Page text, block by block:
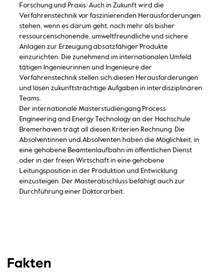
Forschung und Praxis. Auch in Zukunft wird die
Verfahrenstechnik vor faszinierenden Herausforderungen
stehen, wenn es darum geht, noch mehr als bisher
ressourcenschonende, umweltfreundliche und sichere
Anlagen zur Erzeugung absatzfähiger Produkte
einzurichten. Die zunehmend im internationalen Umfeld
tätigen Ingenieurinnen und Ingenieure der
Verfahrenstechnik stellen sich diesen Herausforderungen
und lösen zukunftsträchtige Aufgaben in interdisziplinären
Teams.
Der internationale Masterstudiengang Process
Engineering and Energy Technology an der Hochschule
Bremerhaven trägt all diesen Kriterien Rechnung. Die
Absolventinnen und Absolventen haben die Möglichkeit, in
eine gehobene Beamtenlaufbahn im öffentlichen Dienst
oder in der freien Wirtschaft in eine gehobene
Leitungsposition in der Produktion und Entwicklung
einzusteigen. Der Masterabschluss befähigt auch zur
Durchführung einer Doktorarbeit.
Fakten